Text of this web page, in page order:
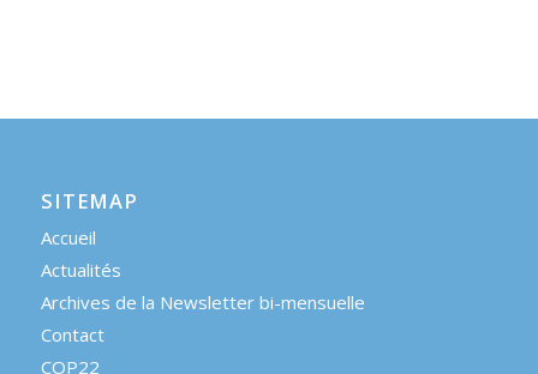
SITEMAP
Accueil
Actualités
Archives de la Newsletter bi-mensuelle
Contact
COP22